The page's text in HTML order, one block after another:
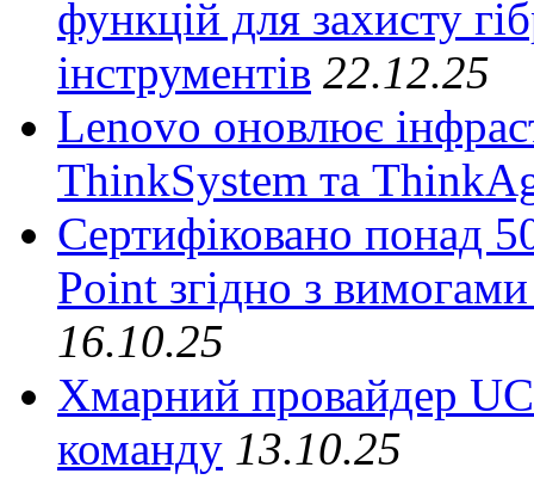
функцій для захисту
інструментів 22.12.25
Lenovo оновлює
ThinkSystem та
Сертифіковано понад
Point згідно з вимогами
16.10.25
Хмарний провайдер
команду 13.10.25